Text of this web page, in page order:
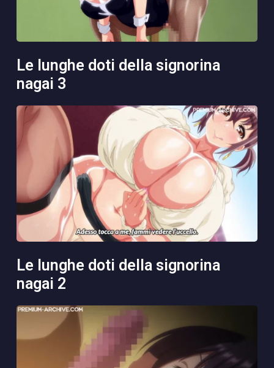
le lunghe doti della signorina
nagai 3
le lunghe doti della signorina
nagai 2